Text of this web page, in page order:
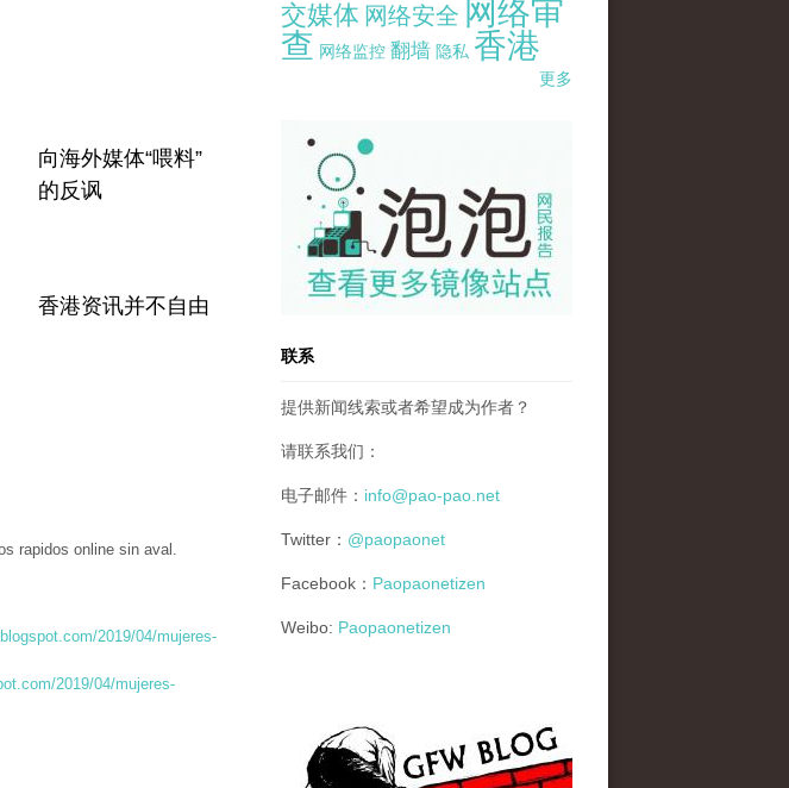
向海外媒体“喂料”
的反讽
香港资讯并不自由
rapidos online sin aval.
2019/04/mujeres-
2019/04/mujeres-
交媒体 网络安全 网络审
查 网络监控 翻墙 隐私 香港
更多
pao-pao-banner-mirror-site-120814.jpg
联系
提供新闻线索或者希望成为作者？
请联系我们：
电子邮件： info@pao-pao.net
Twitter： @paopaonet
Facebook： Paopaonetizen
Weibo: Paopaonetizen
gfw_blog_small.jpg